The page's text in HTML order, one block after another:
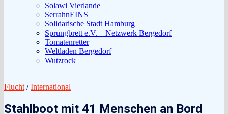
Solawi Vierlande
SerrahnEINS
Solidarische Stadt Hamburg
Sprungbrett e.V. – Netzwerk Bergedorf
Tomatenretter
Weltladen Bergedorf
Wutzrock
Flucht /International
Stahlboot mit 41 Menschen an Bord